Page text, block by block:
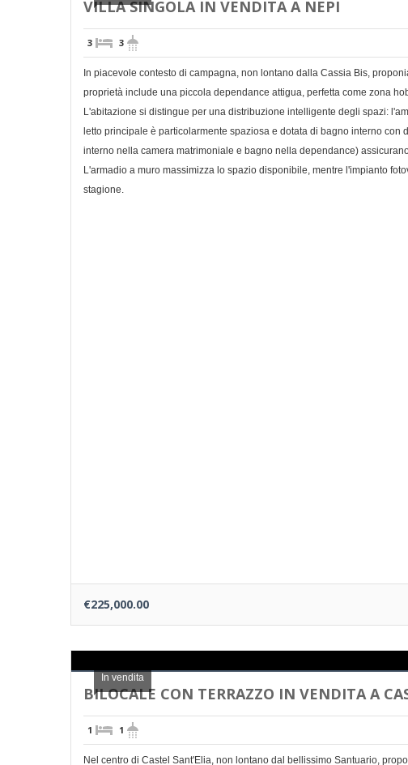
VILLA SINGOLA IN VENDITA A NEPI
3 3
In piacevole contesto di campagna, non lontano dalla Cassia Bis,
proprietà include una piccola dependance attigua, perfetta come zona
L'abitazione si distingue per una distribuzione intelligente degli spazi:
letto principale è particolarmente spaziosa e dotata di bagno interno
interno nella camera matrimoniale e bagno nella dependance)
L'armadio a muro massimizza lo spazio disponibile, mentre l'impianto
stagione.
€225,000.00
In vendita
BILOCALE CON TERRAZZO IN VENDITA A
1 1
Nel centro di Castel Sant'Elia, non lontano dal bellissimo Santuario,